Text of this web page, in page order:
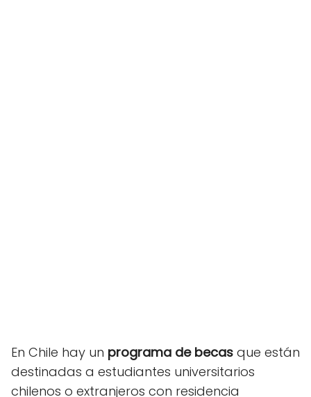
En Chile hay un programa de becas que están
destinadas a estudiantes universitarios
chilenos o extranjeros con residencia